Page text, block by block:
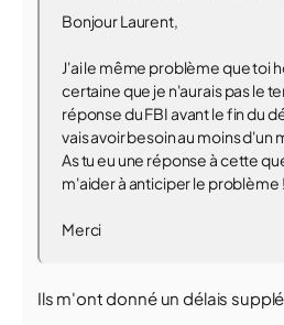
Bonjour Laurent,
J'ai le même problème que toi
certaine que je n'aurais pas le
réponse du FBI avant le fin du
vais avoir besoin au moins d'un
As tu eu une réponse à cette
m'aider à anticiper le problème !
Merci
Ils m'ont donné un délais